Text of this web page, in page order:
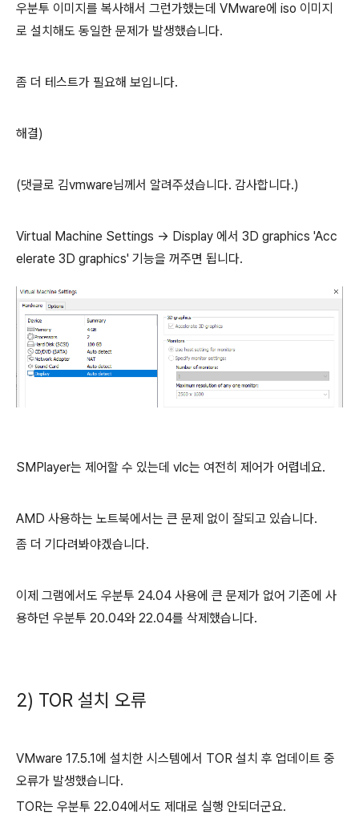
우분투 이미지를 복사해서 그런가했는데 VMware에 iso 이미지
로 설치해도 동일한 문제가 발생했습니다.
좀 더 테스트가 필요해 보입니다.
해결)
(댓글로 김vmware님께서 알려주셨습니다. 감사합니다.)
Virtual Machine Settings -> Display 에서 3D graphics 'Acc
elerate 3D graphics' 기능을 꺼주면 됩니다.
SMPlayer는 제어할 수 있는데 vlc는 여전히 제어가 어렵네요.
AMD 사용하는 노트북에서는 큰 문제 없이 잘되고 있습니다.
좀 더 기다려봐야겠습니다.
이제 그램에서도 우분투 24.04 사용에 큰 문제가 없어 기존에 사
용하던 우분투 20.04와 22.04를 삭제했습니다.
2) TOR 설치 오류
VMware 17.5.1에 설치한 시스템에서 TOR 설치 후 업데이트 중
오류가 발생했습니다.
TOR는 우분투 22.04에서도 제대로 실행 안되더군요.